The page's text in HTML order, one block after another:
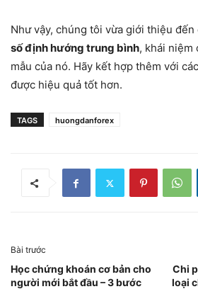
Như vậy, chúng tôi vừa giới thiệu đến
số định hướng trung bình, khái niệm
mẫu của nó. Hãy kết hợp thêm với
được hiệu quả tốt hơn.
TAGS huongdanforex
Bài trước
Học chứng khoán cơ bản cho
người mới bắt đầu – 3 bước
Chi
loại